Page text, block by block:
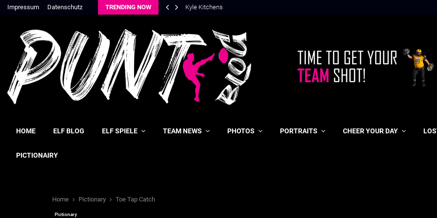
Impressum Datenschutz TRENDING NOW Kyle Kitchens
HOME ELF BLOG ELF SPIELE TEAM NEWS PHOTOS PORTRAITS CHEER YOUR DAY
PICTIONAIRY
Home Pictionary Toe Tap Catch
Pictionary